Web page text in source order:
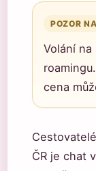
POZOR
Volání
cena
ČR je chat